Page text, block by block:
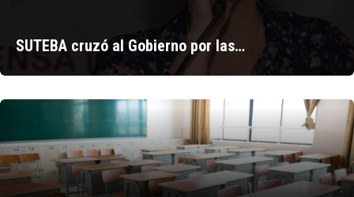
SUTEBA cruzó al Gobierno por las…